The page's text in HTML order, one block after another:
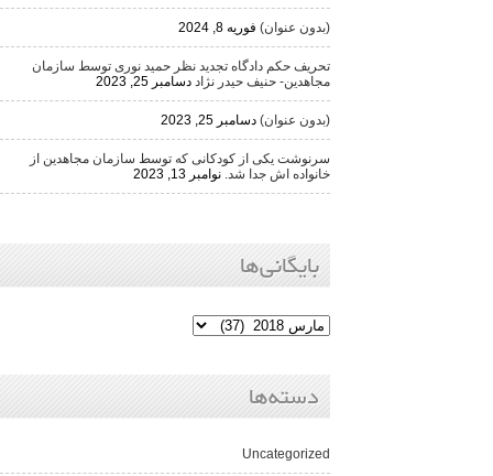
(بدون عنوان) فوریه 8, 2024
تحریف حکم دادگاه تجدید نظر حمید نوری توسط سازمان
مجاهدین- حنیف حیدر نژاد دسامبر 25, 2023
(بدون عنوان) دسامبر 25, 2023
سرنوشت یکی از کودکانی که توسط سازمان مجاهدین از
خانواده اش جدا شد. نوامبر 13, 2023
بایگانی‌ها
دسته‌ها
Uncategorized